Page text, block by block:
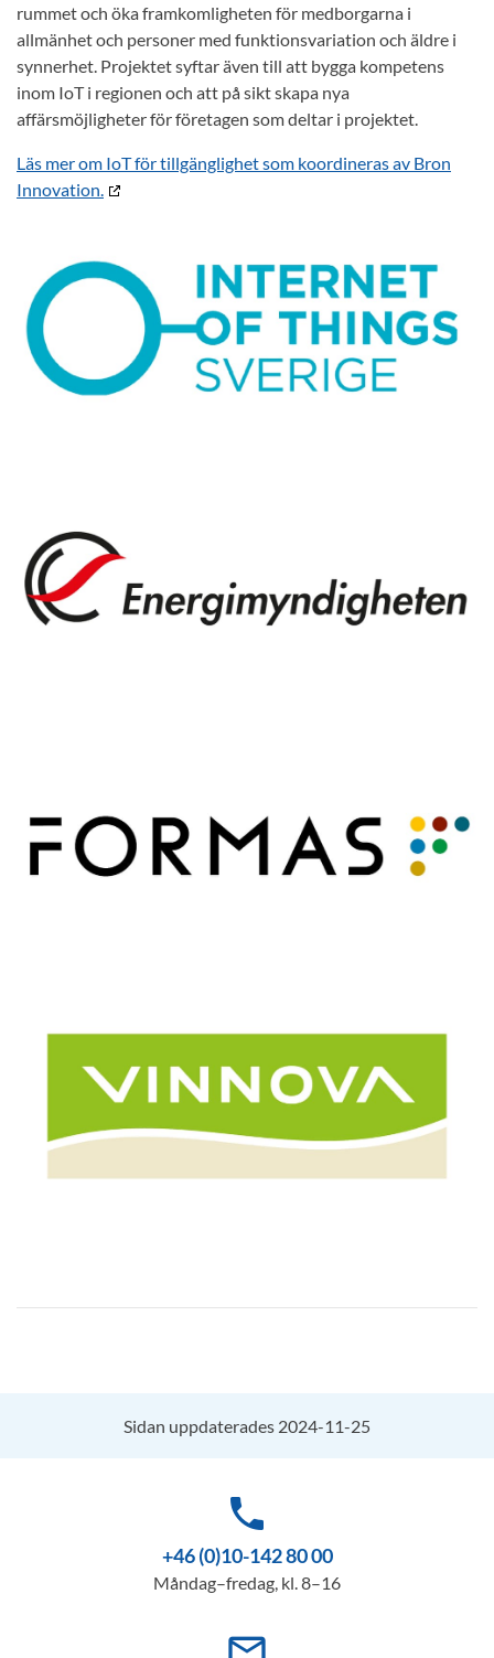
rummet och öka framkomligheten för medborgarna i
allmänhet och personer med funktionsvariation och äldre i
synnerhet. Projektet syftar även till att bygga kompetens
inom IoT i regionen och att på sikt skapa nya
affärsmöjligheter för företagen som deltar i projektet.
Läs mer om IoT för tillgänglighet som koordineras av Bron
Innovation.
Sidan uppdaterades 2024-11-25
phone
+46 (0)10-142 80 00
Måndag–fredag, kl. 8–16